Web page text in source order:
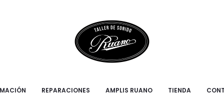
REPARACIONES AMPLIS RUANO TIENDA